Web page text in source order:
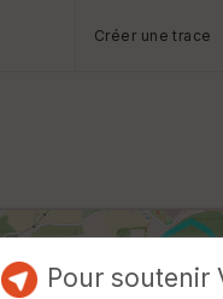
Créer une trace
Pour soutenir